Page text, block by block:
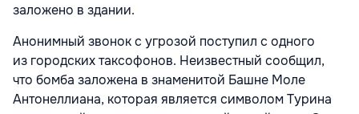
заложено в здании.
Анонимный звонок с угрозой поступил с одного
из городских таксофонов. Неизвестный сообщил,
что бомба заложена в знаменитой Башне Моле
Антонеллиана, которая является символом Турина